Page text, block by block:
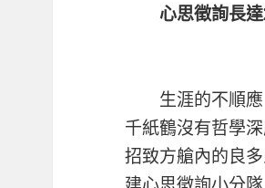
心思徵詢長
生涯的不順應
千紙鶴沒有哲學
招致方艙內的良